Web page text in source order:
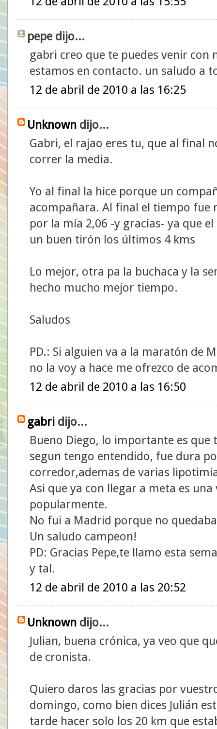
pepe dijo...
gabri creo que te puedes venir
estamos en contacto. un saludo a
12 de abril de 2010 a las 16:25
Unknown dijo...
Gabri, el rajao eres tu, que al final
correr la media.
Yo al final la hice porque un
acompañara. Al final el tiempo fue
por la mía 2,06 -y gracias- ya que
un buen tirón los últimos 4 kms
Lo mejor, otra pa la buchaca y la
hecho mucho mejor tiempo.
Saludos
PD.: Si alguien va a la maratón de
no la voy a hace me ofrezco de
12 de abril de 2010 a las 16:50
gabri dijo...
Bueno Diego, lo importante es
segun tengo entendido, fue dura
corredor,ademas de varias
Asi que ya con llegar a meta es
popularmente.
No fui a Madrid porque no
Un saludo campeon!
PD: Gracias Pepe,te llamo esta
y tal.
12 de abril de 2010 a las 20:52
Unknown dijo...
Julian, buena crónica, ya veo que
de cronista.
Quiero daros las gracias por
domingo, como bien dices Julián
tarde hacer solo los 20 km que